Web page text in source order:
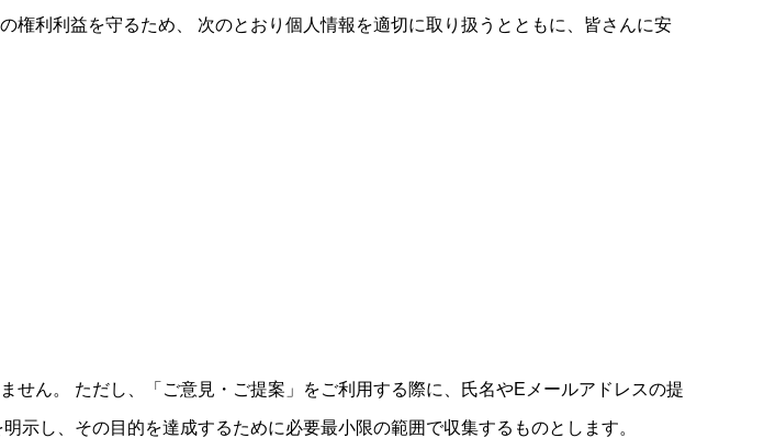
利利益を守るため、 次のとおり個人情報を適切に取り扱うとともに、皆さんに安
ん。 ただし、「ご意見・ご提案」をご利用する際に、氏名やEメールアドレスの提
し、その目的を達成するために必要最小限の範囲で収集するものとします。